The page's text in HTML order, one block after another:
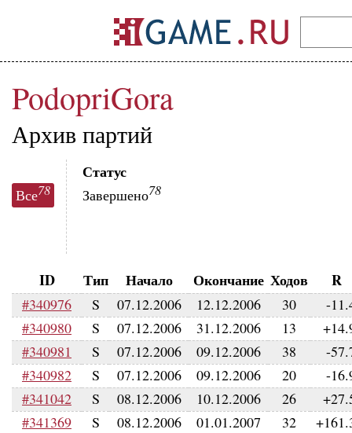
PodopriGora
Архив партий
Все78
Статус
Завершено78
ID Тип Начало Окончание Ходов R
#340976 S 07.12.2006 12.12.2006 30
-
#340980
S 07.12.2006 31.12.2006 13
#340981
S 07.12.2006 09.12.2006 38
-
#340982
S 07.12.2006 09.12.2006 20
-
#341042
S 08.12.2006 10.12.2006 26
#341369
S 08.12.2006 01.01.2007 32